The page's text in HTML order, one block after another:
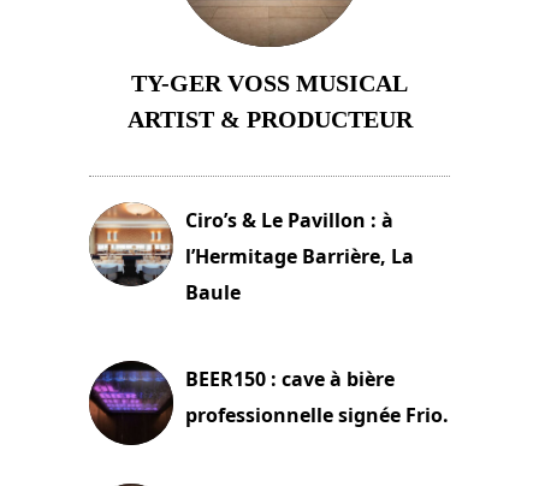
TY-GER VOSS MUSICAL
ARTIST & PRODUCTEUR
Ciro’s & Le Pavillon : à
l’Hermitage Barrière, La
Baule
BEER150 : cave à bière
professionnelle signée Frio.